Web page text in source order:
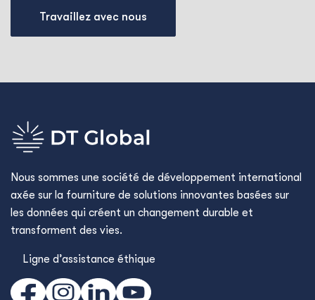
Travaillez avec nous
Nous sommes une société de développement international
axée sur la fourniture de solutions innovantes basées sur
les données qui créent un changement durable et
transforment des vies.
Ligne d’assistance éthique